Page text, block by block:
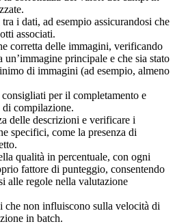
i dati, ad esempio assicurandosi che
associati.
corretta delle immagini, verificando
un’immagine principale e che sia stato
di immagini (ad esempio, almeno
per il completamento e
compilazione.
delle descrizioni e verificare i
specifici, come la presenza di
qualità in percentuale, con ogni
fattore di punteggio, consentendo
alle regole nella valutazione
che non influiscono sulla velocità di
in batch.